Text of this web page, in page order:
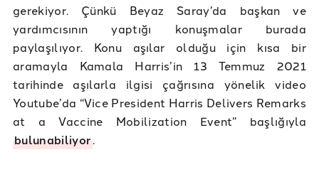
gerekiyor. Çünkü Beyaz Saray’da başkan ve
yardımcısının yaptığı konuşmalar burada
paylaşılıyor. Konu aşılar olduğu için kısa bir
aramayla Kamala Harris’in 13 Temmuz 2021
tarihinde aşılarla ilgisi çağrısına yönelik video
Youtube’da “Vice President Harris Delivers Remarks
at a Vaccine Mobilization Event” başlığıyla
bulunabiliyor.